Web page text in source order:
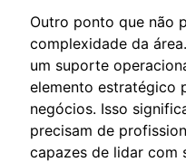
Outro ponto que não
complexidade da
um suporte
elemento estratégico
negócios. Isso
precisam de
capazes de lidar com